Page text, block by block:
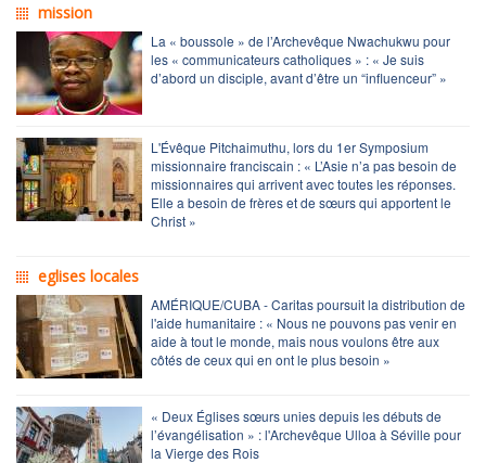
mission
La « boussole » de l’Archevêque Nwachukwu pour
les « communicateurs catholiques » : « Je suis
d’abord un disciple, avant d’être un “influenceur” »
L'Évêque Pitchaimuthu, lors du 1er Symposium
missionnaire franciscain : « L’Asie n’a pas besoin de
missionnaires qui arrivent avec toutes les réponses.
Elle a besoin de frères et de sœurs qui apportent le
Christ »
eglises locales
AMÉRIQUE/CUBA - Caritas poursuit la distribution de
l'aide humanitaire : « Nous ne pouvons pas venir en
aide à tout le monde, mais nous voulons être aux
côtés de ceux qui en ont le plus besoin »
« Deux Églises sœurs unies depuis les débuts de
l’évangélisation » : l'Archevêque Ulloa à Séville pour
la Vierge des Rois